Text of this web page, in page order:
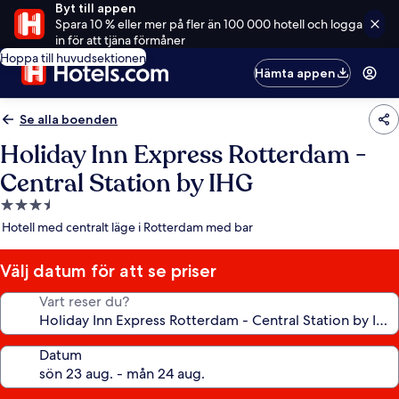
Byt till appen
Spara 10 % eller mer på fler än 100 000 hotell och logga
in för att tjäna förmåner
Hoppa till huvudsektionen
Hämta appen
Se alla boenden
Holiday Inn Express Rotterdam -
Central Station by IHG
3.5-
stjärnigt
Hotell med centralt läge i Rotterdam med bar
Välj datum för att se priser
Vart reser du?
Datum